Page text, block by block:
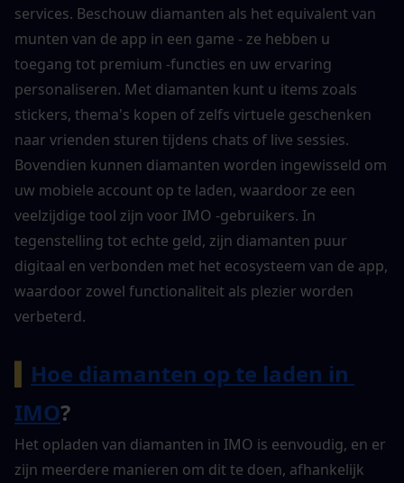
services. Beschouw diamanten als het equivalent van
munten van de app in een game - ze hebben u
toegang tot premium -functies en uw ervaring
personaliseren. Met diamanten kunt u items zoals
stickers, thema's kopen of zelfs virtuele geschenken
naar vrienden sturen tijdens chats of live sessies.
Bovendien kunnen diamanten worden ingewisseld om
uw mobiele account op te laden, waardoor ze een
veelzijdige tool zijn voor IMO -gebruikers. In
tegenstelling tot echte geld, zijn diamanten puur
digitaal en verbonden met het ecosysteem van de app,
waardoor zowel functionaliteit als plezier worden
verbeterd.
Hoe diamanten op te laden in
IMO?
Het opladen van diamanten in IMO is eenvoudig, en er
zijn meerdere manieren om dit te doen, afhankelijk